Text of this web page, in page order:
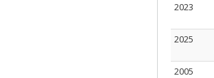
2023
2025
2005